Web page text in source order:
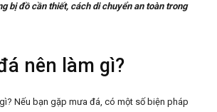
bị đồ cần thiết, cách di chuyển an toàn trong
nên làm gì?
Nếu bạn gặp mưa đá, có một số biện pháp